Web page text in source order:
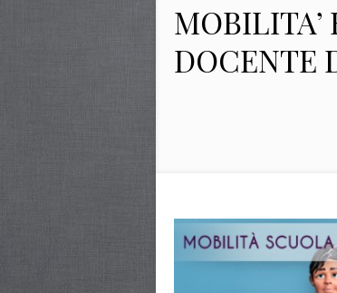
MOBILITA’
DOCENTE